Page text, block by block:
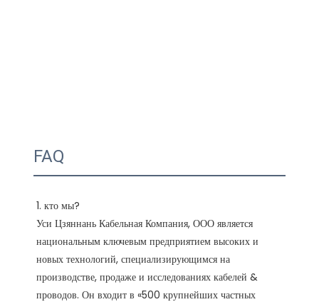
FAQ
1. кто мы?
Уси Цзяннань Кабельная Компания, ООО является
национальным ключевым предприятием высоких и
новых технологий, специализирующимся на
производстве, продаже и исследованиях кабелей &
проводов. Он входит в «500 крупнейших частных